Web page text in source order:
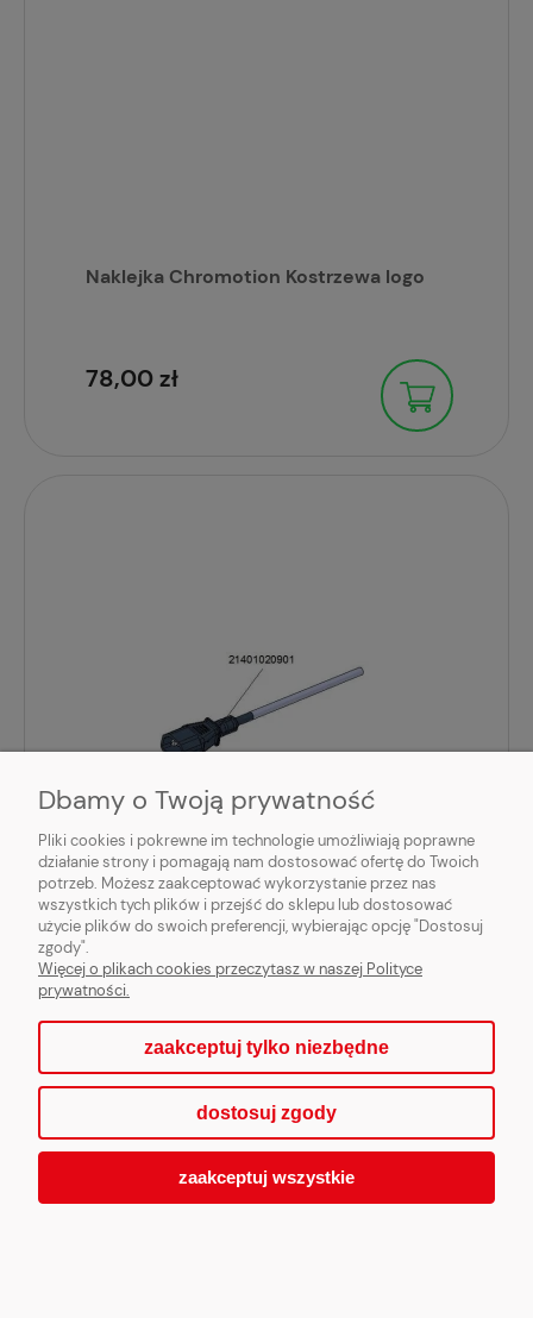
Naklejka Chromotion Kostrzewa logo
78,00 zł
Nasadka 3x0,75 L3000
55,00 zł
Dbamy o Twoją prywatność
Pliki cookies i pokrewne im technologie umożliwiają poprawne
działanie strony i pomagają nam dostosować ofertę do Twoich
potrzeb. Możesz zaakceptować wykorzystanie przez nas
wszystkich tych plików i przejść do sklepu lub dostosować
użycie plików do swoich preferencji, wybierając opcję "Dostosuj
zgody".
Więcej o plikach cookies przeczytasz w naszej Polityce
prywatności.
zaakceptuj tylko niezbędne
dostosuj zgody
zaakceptuj wszystkie